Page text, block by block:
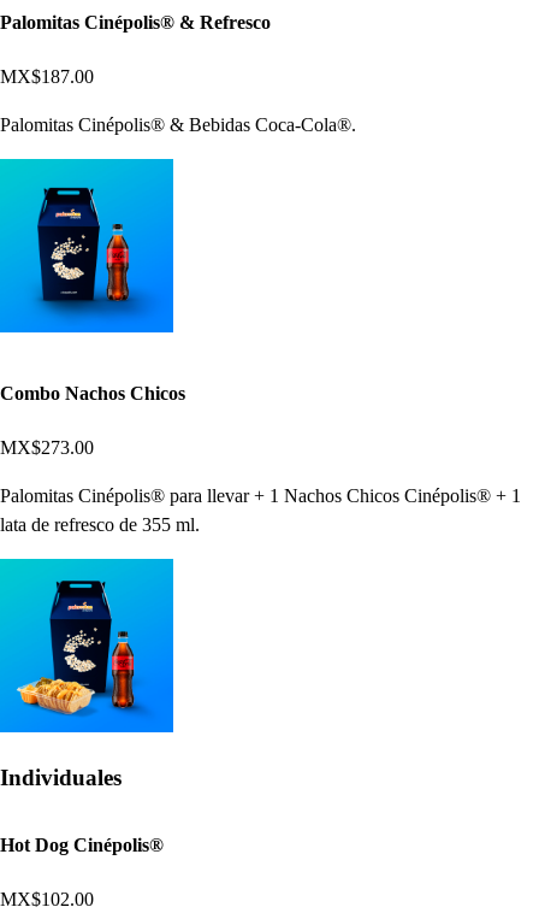
Palomitas Cinépolis® & Refresco
MX$187.00
Palomitas Cinépolis® & Bebidas Coca-Cola®.
Combo Nachos Chicos
MX$273.00
Palomitas Cinépolis® para llevar + 1 Nachos Chicos Cinépolis® + 1
lata de refresco de 355 ml.
Individuales
Hot Dog Cinépolis®
MX$102.00